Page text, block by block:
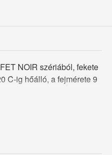
NOIR szériából, fekete
C-ig hőálló, a fejmérete 9